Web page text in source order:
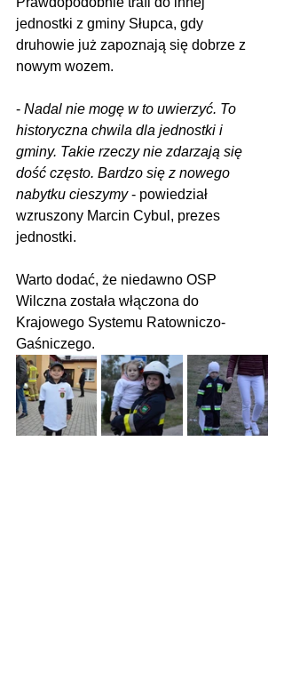
jednostki z gminy Słupca, gdy
druhowie już zapoznają się dobrze z
nowym wozem.
- Nadal nie mogę w to uwierzyć. To
historyczna chwila dla jednostki i
gminy. Takie rzeczy nie zdarzają się
dość często. Bardzo się z nowego
nabytku cieszymy - powiedział
wzruszony Marcin Cybul, prezes
jednostki.
Warto dodać, że niedawno OSP
Wilczna została włączona do
Krajowego Systemu Ratowniczo-
Gaśniczego.